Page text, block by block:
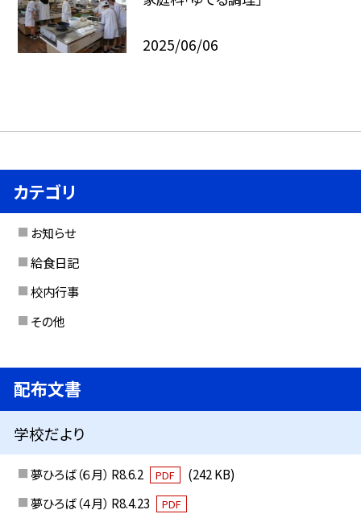
2025/06/06
カテゴリ
お知らせ
給食日記
校内行事
その他
配布文書
学校だより
夢ひろば（６月） R8.6.2 PDF
(242 KB)
夢ひろば（４月） R8.4.23
PDF